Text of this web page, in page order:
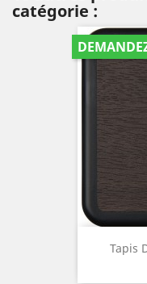
catégorie :
Tapis